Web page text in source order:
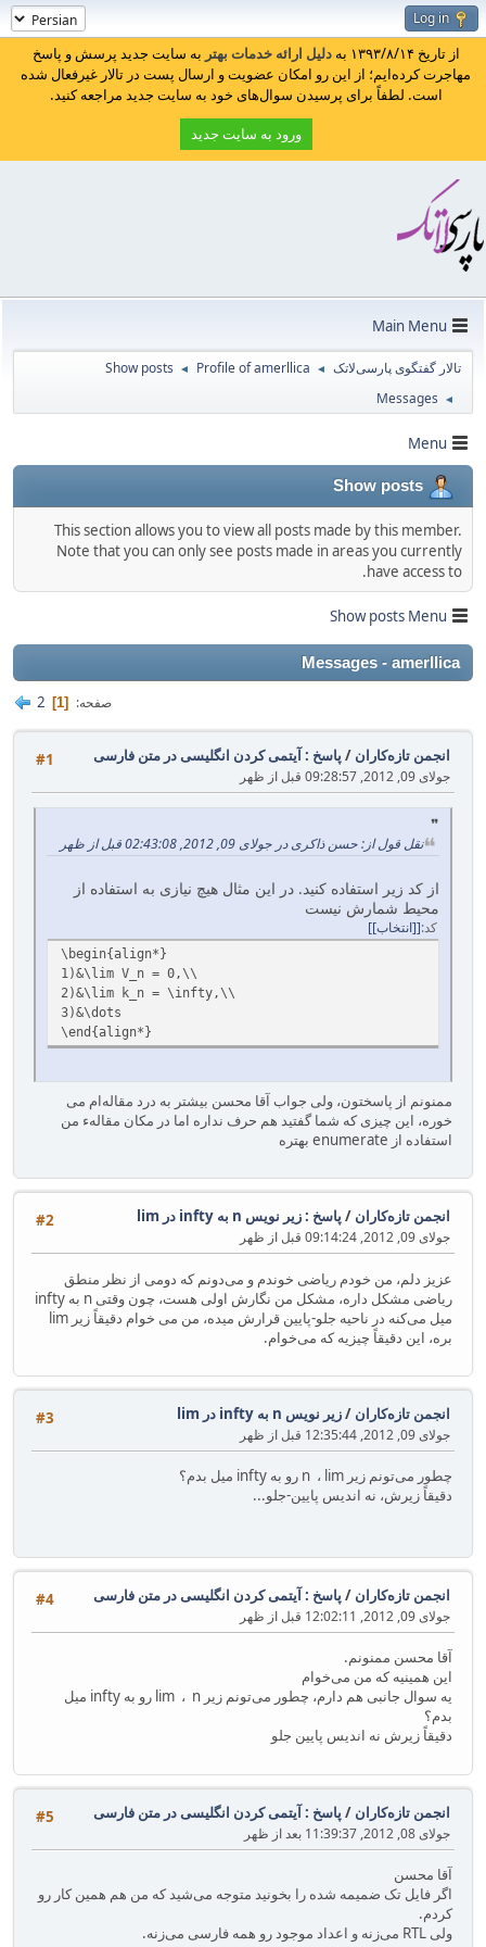
Log in
از تاریخ ۱۳۹۳/۸/۱۴ به دلیل ارائه خدمات بهتر به سایت جدید پرسش و پاسخ
مهاجرت کرده‌ایم؛ از این رو امکان عضویت و ارسال پست در تالار غیرفعال شده
است. لطفاً برای پرسیدن سوال‌های خود به سایت جدید مراجعه کنید.
ورود به سایت جدید
Main Menu
تالار گفتگوی پارسی‌لاتک ◄
Profile of amerllica
◄
Show posts
◄
Messages
Menu
Show posts
This section allows you to view all posts made by this member.
Note that you can only see posts made in areas you currently
have access to.
Show posts Menu
Messages - amerllica
صفحه 1
2
#1 انجمن تازه‌کاران / پاسخ : آیتمی کردن انگلیسی در متن فارسی
جولای 09, 2012, 09:28:57 قبل از ظهر
نقل قول از: حسن ذاکری در جولای 09, 2012, 02:43:08 قبل از ظهر
از کد زیر استفاده کنید. در این مثال هیچ نیازی به استفاده از
محیط شمارش نیست
کد [انتخاب]
\begin{align*}
1)&\lim V_n = 0,\\
2)&\lim k_n = \infty,\\
3)&\dots
\end{align*}
ممنونم از پاسختون، ولی جواب آقا محسن بیشتر به درد مقاله‌ام می
خوره، این چیزی که شما گفتید هم حرف نداره اما در مکان مقاله‌ء من
استفاده از enumerate بهتره
#2 انجمن تازه‌کاران / پاسخ : زیر نویس n به infty در lim
جولای 09, 2012, 09:14:24 قبل از ظهر
عزیز دلم، من خودم ریاضی خوندم و می‌دونم که دومی از نظر منطق
ریاضی مشکل داره، مشکل من نگارش اولی هست، چون وقتی n به infty
میل می‌کنه در ناحیه جلو-پایین قرارش میده، من می خوام دقیقاً زیر lim
بره، این دقیقاً چیزیه که می‌خوام.
#3 انجمن تازه‌کاران /زیر نویس n به infty در lim
جولای 09, 2012, 12:35:44 قبل از ظهر
چطور می‌تونم زیر n ، lim رو به infty میل بدم؟
دقیقاً زیرش، نه اندیس پایین-جلو...
#4 انجمن تازه‌کاران / پاسخ : آیتمی کردن انگلیسی در متن فارسی
جولای 09, 2012, 12:02:11 قبل از ظهر
آقا محسن ممنونم.
این همینیه که من می‌خوام
یه سوال جانبی هم دارم، چطور می‌تونم زیر lim ، n رو به infty میل
بدم؟
دقیقاً زیرش نه اندیس پایین جلو
#5 انجمن تازه‌کاران / پاسخ : آیتمی کردن انگلیسی در متن فارسی
جولای 08, 2012, 11:39:37 بعد از ظهر
آقا محسن
اگر فایل تک ضمیمه شده را بخونید متوجه می‌شید که من هم همین کار رو
کردم.
ولی RTL می‌زنه و اعداد موجود رو همه فارسی می‌زنه.